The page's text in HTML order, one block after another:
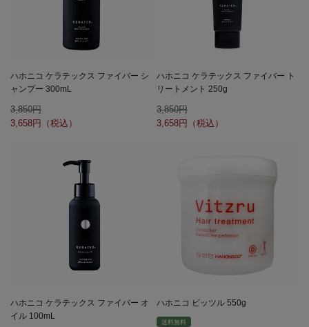
ハホニコ ケラテックス ファイバー シ
ャンプー 300mL
3,850
3,658
ハホニコ ケラテックス ファイバー ト
リートメント 250g
3,850
3,658
ハホニコ ケラテックス ファイバー オ
イル 100mL
ハホニコ ビッツル 550g
送料無料